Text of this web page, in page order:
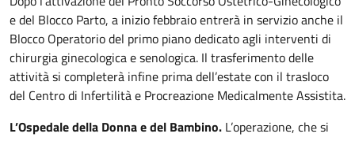
e del Blocco Parto, a inizio febbraio entrerà in servizio anche il
Blocco Operatorio del primo piano dedicato agli interventi di
chirurgia ginecologica e senologica. Il trasferimento delle
attività si completerà infine prima dell’estate con il trasloco
del Centro di Infertilità e Procreazione Medicalmente Assistita.
L’Ospedale della Donna e del Bambino. L’operazione, che si